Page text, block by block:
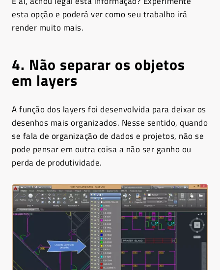
esta opção e poderá ver como seu trabalho irá
render muito mais.
4. Não separar os objetos
em layers
A função dos layers foi desenvolvida para deixar os
desenhos mais organizados. Nesse sentido, quando
se fala de organização de dados e projetos, não se
pode pensar em outra coisa a não ser ganho ou
perda de produtividade.